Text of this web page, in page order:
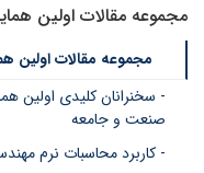
مجموعه مقالات اولین
مجموعه مقالات
- سخنرانان کلیدی اولین
صنعت و جامعه
- کاربرد محاسبات نرم